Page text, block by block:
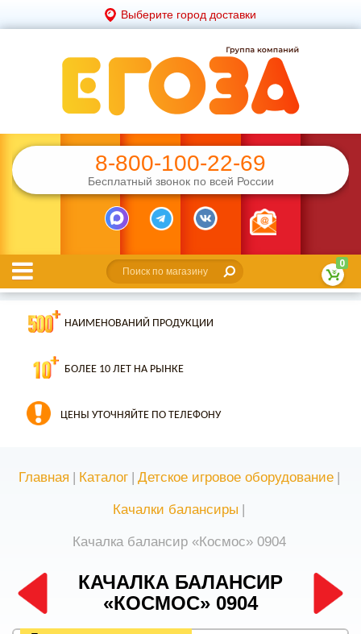
Выберите город доставки
8-800-100-22-69
Бесплатный звонок по всей России
0
НАИМЕНОВАНИЙ ПРОДУКЦИИ
БОЛЕЕ 10 ЛЕТ НА РЫНКЕ
ЦЕНЫ УТОЧНЯЙТЕ ПО ТЕЛЕФОНУ
Главная | Каталог | Детское игровое оборудование |
Качалки балансиры |
Качалка балансир «Космос» 0904
КАЧАЛКА БАЛАНСИР
«КОСМОС» 0904